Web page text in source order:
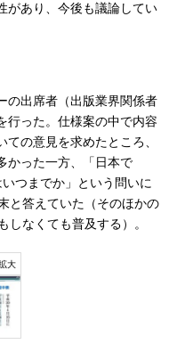
があり、今後も議論してい
出席者（出版業界関係者
行った。仕様案の中で内容
の意見を求めたところ、
かった一方、「日本で
つまでか」という問いに
と答えていた（そのほかの
しなくても普及する）。